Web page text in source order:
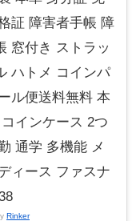
証 障害者手帳 障
窓付き ストラッ
ハトメ コインパ
ル便送料無料 本
インケース 2つ
通学 多機能 メ
ィース ファスナ
Rinker